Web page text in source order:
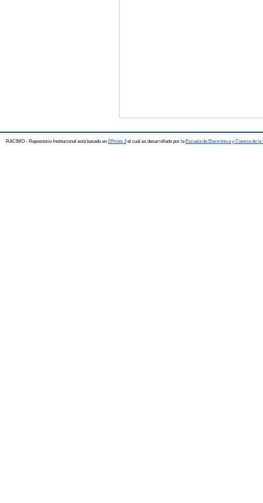
RACIMO - Repositorio Institucional está basado en EPrints 3el cual es desarrollado por la Escuela de Electrónica y Ciencia de la